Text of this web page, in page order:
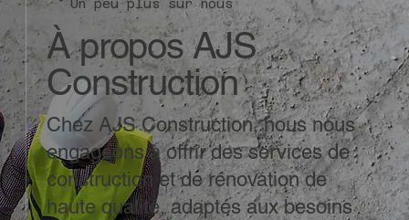
Un peu plus sur nous
À propos AJS
Construction
Chez AJS Construction, nous nous
engageons à offrir des services de
construction et de rénovation de
haute qualité, adaptés aux besoins